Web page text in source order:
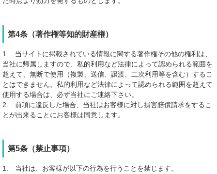
第4条（著作権等知的財産権）
1. 当サイトに掲載されている情報に関する著作権その他の権利は、
当社に帰属しますので、私的利用など法律によって認められる範囲を
超えて、無断で使用（複製、送信、譲渡、二次利用等を含む）するこ
とはできません。私的利用など法律によって認められる範囲を超えて
使用する場合は、必ず当社にご連絡下さい。
2. 前項に違反した場合、当社はお客様に対し損害賠償請求をするこ
とが出来ることにお客様は同意します。
第5条（禁止事項）
1. 当社は、お客様が以下の行為を行うことを禁じます。